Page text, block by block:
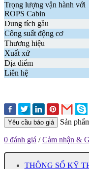
Trọng lượng vận hành với
ROPS Cabin
Dung tích gầu
Công suất động cơ
Thương hiệu
Xuất xứ
Địa điểm
Liên hệ
Yêu cầu báo giá Sản
0 đánh giá /Cảm nhận &
THÔNG SỐ KỸ